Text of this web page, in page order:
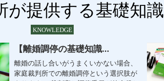
が提供する基礎知識
KNOWLEDGE
【離婚調停の基礎知識...
離婚の話し合いがうまくいかない場合、
家庭裁判所での離婚調停という選択肢が